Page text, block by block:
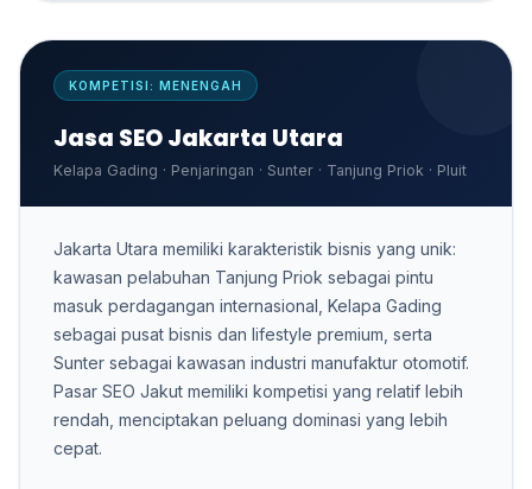
KOMPETISI: MENENGAH
Jasa SEO Jakarta Utara
Kelapa Gading · Penjaringan · Sunter · Tanjung Priok · Pluit
Jakarta Utara memiliki karakteristik bisnis yang unik:
kawasan pelabuhan Tanjung Priok sebagai pintu
masuk perdagangan internasional, Kelapa Gading
sebagai pusat bisnis dan lifestyle premium, serta
Sunter sebagai kawasan industri manufaktur otomotif.
Pasar SEO Jakut memiliki kompetisi yang relatif lebih
rendah, menciptakan peluang dominasi yang lebih
cepat.